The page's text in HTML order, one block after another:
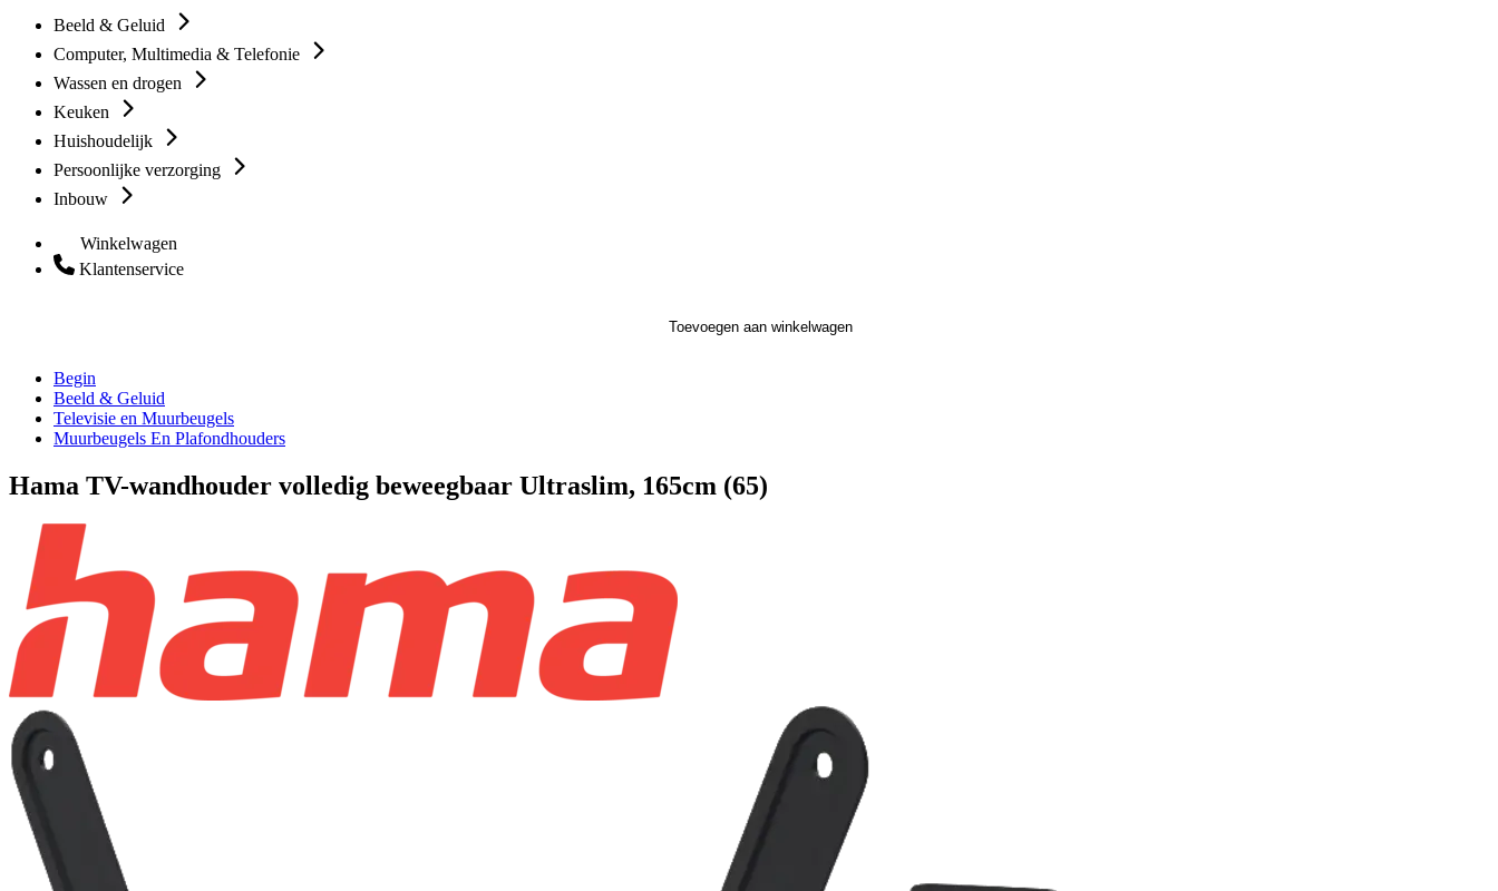
Beeld & Geluid
Computer, Multimedia & Telefonie
Wassen en drogen
Keuken
Huishoudelijk
Persoonlijke verzorging
Inbouw
Winkelwagen
Klantenservice
Toevoegen aan winkelwagen
Begin
Beeld & Geluid
Televisie en Muurbeugels
Muurbeugels En Plafondhouders
Hama TV-wandhouder volledig beweegbaar Ultraslim, 165cm (65)